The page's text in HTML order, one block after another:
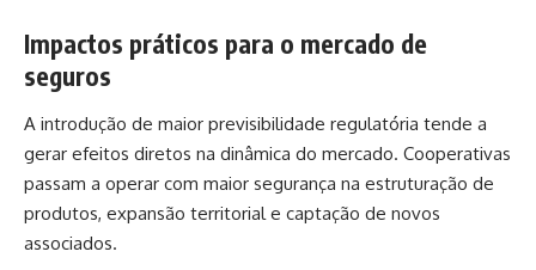
Impactos práticos para o mercado de
seguros
A introdução de maior previsibilidade regulatória tende a
gerar efeitos diretos na dinâmica do mercado. Cooperativas
passam a operar com maior segurança na estruturação de
produtos, expansão territorial e captação de novos
associados.